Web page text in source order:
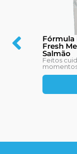
Fórmula
Fresh
Salmão
Feitos